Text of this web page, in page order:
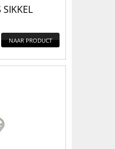
SIKKEL
NAAR PRODUCT